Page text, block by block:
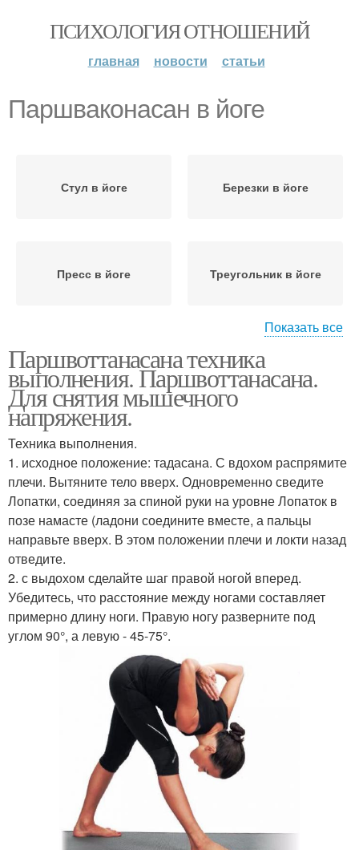
ПСИХОЛОГИЯ ОТНОШЕНИЙ
главная новости статьи
Паршваконасан в йоге
Стул в йоге Березки в йоге
Пресс в йоге Треугольник в йоге
Угол в йоге
захватом
Падангуштхасан в йоге
Показать все
Паршвоттанасана техника
выполнения. Паршвоттанасана.
Для снятия мышечного
напряжения.
Техника выполнения.
1. исходное положение: тадасана. С вдохом распрямите
плечи. Вытяните тело вверх. Одновременно сведите
Лопатки, соединяя за спиной руки на уровне Лопаток в
позе намасте (ладони соедините вместе, а пальцы
направьте вверх. В этом положении плечи и локти назад
отведите.
2. с выдохом сделайте шаг правой ногой вперед.
Убедитесь, что расстояние между ногами составляет
примерно длину ноги. Правую ногу разверните под
углом 90°, а левую - 45-75°.